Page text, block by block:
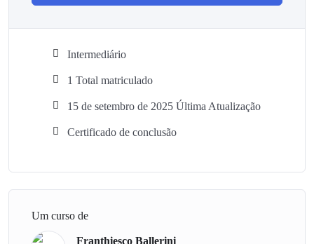
Intermediário
1 Total matriculado
15 de setembro de 2025 Última Atualização
Certificado de conclusão
Um curso de
Franthiesco Ballerini